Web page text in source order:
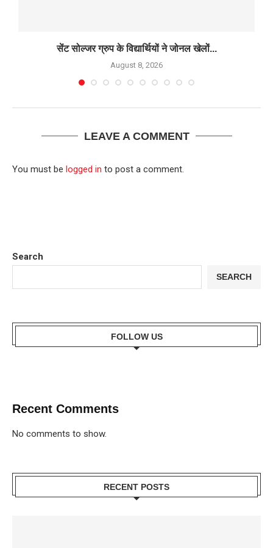
सेंट सोल्जर ग्रुप के विद्यार्थियों ने जोनल खेलों...
August 8, 2026
LEAVE A COMMENT
You must be logged in to post a comment.
Search
SEARCH
FOLLOW US
Recent Comments
No comments to show.
RECENT POSTS